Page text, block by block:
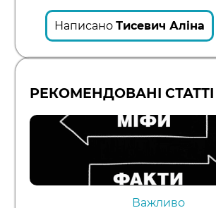
НаписаноТисевич Аліна
РЕКОМЕНДОВАНІ СТАТТІ
Важливо